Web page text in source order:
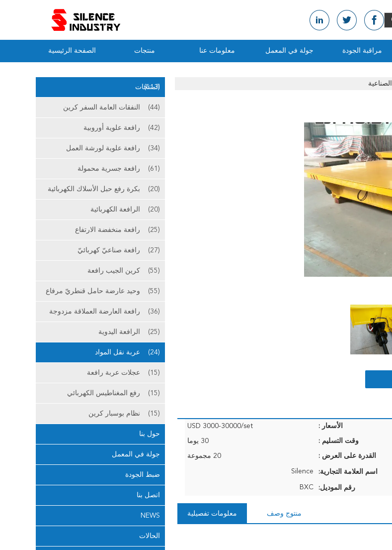
الصفحة الرئيسية منتجات معلومات عنا جولة في المعمل مراقبة الجودة
المنتجات(513)
النفقات العامة السفر كرين (44)
رافعة علوية أوروبية (42)
رافعة علوية لورشة العمل (34)
رافعة جسرية محمولة (61)
بكرة رفع حبل الأسلاك الكهربائية (20)
الرافعة الكهربائية (20)
رافعة منخفضة الارتفاع (25)
رافعة صناعيّ كهربائيّ (27)
كرين الجيب رافعة (55)
وحيد عارضة حامل قنطريّ مرفاع (55)
رافعة العارضة العملاقة مزدوجة (36)
الرافعة اليدوية (25)
عربة نقل المواد (24)
عجلات عربة رافعة (15)
رفع المغناطيس الكهربائي (15)
نظام بوسبار كرين (15)
حول بنا
جولة في المعمل
ضبط الجودة
اتصل بنا
NEWS
الحالات
الأسعار : USD 3000-30000/set
وقت التسليم : 30 يوما
القدرة على العرض : 20 مجموعة
اسم العلامة التجارية: Silence
رقم الموديل: BXC
معلومات تفصيلية منتوج وصف